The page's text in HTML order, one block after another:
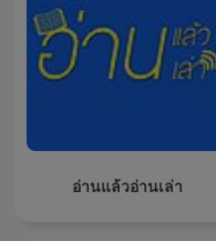
อ่านแล้วอ่านเล่า